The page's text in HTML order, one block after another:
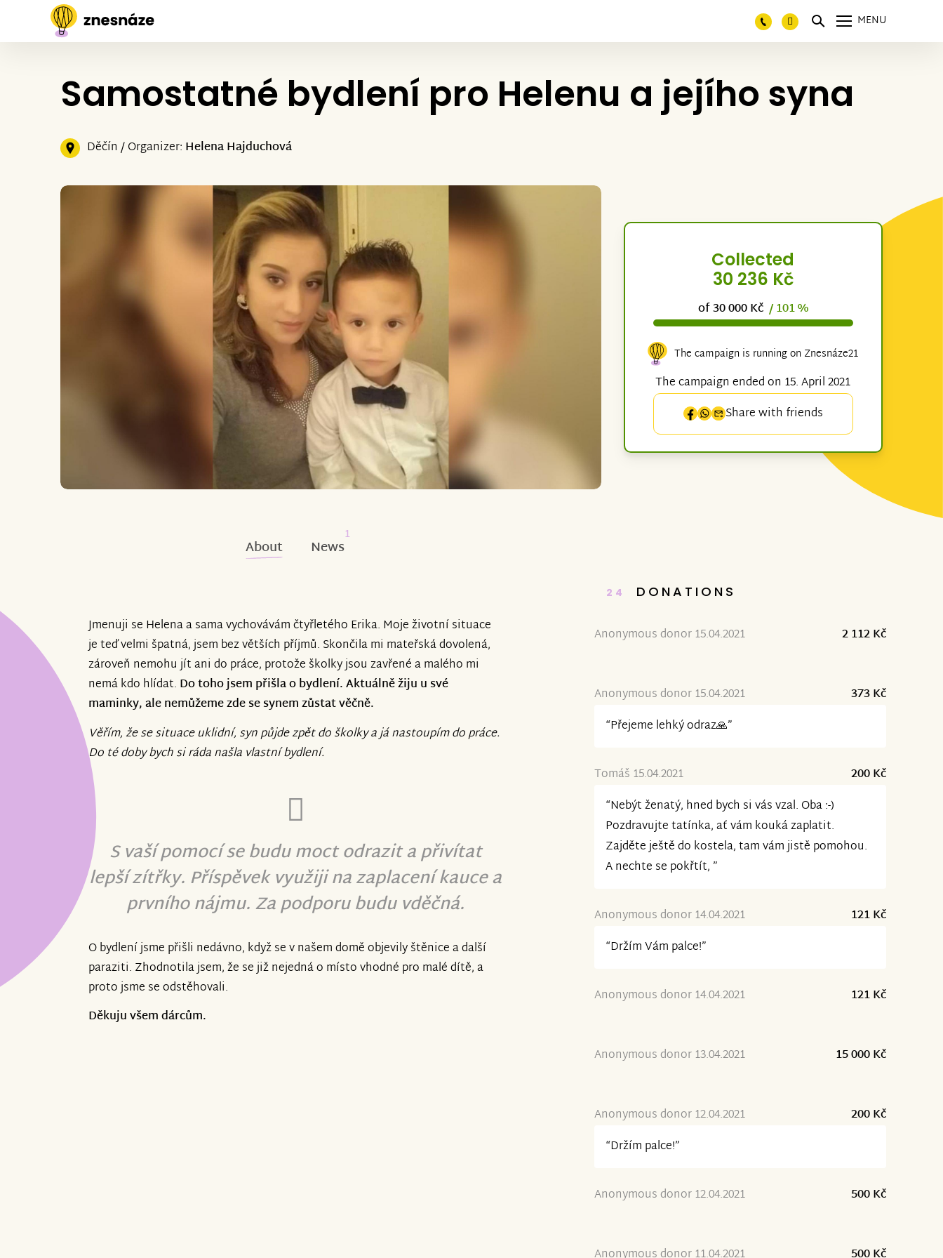
MENU
Samostatné bydlení pro Helenu a jejího syna
Děčín / Organizer: Helena Hajduchová
Collected
30 236 Kč
of 30 000 Kč / 101 %
The campaign is running on Znesnáze21
The campaign ended on 15. April 2021
Share with friends
About News
1
Jmenuji se Helena a sama vychovávám čtyřletého Erika. Moje životní situace
je teď velmi špatná, jsem bez větších příjmů. Skončila mi mateřská dovolená,
zároveň nemohu jít ani do práce, protože školky jsou zavřené a malého mi
nemá kdo hlídat. Do toho jsem přišla o bydlení. Aktuálně žiju u své
maminky, ale nemůžeme zde se synem zůstat věčně.
Věřím, že se situace uklidní, syn půjde zpět do školky a já nastoupím do práce.
Do té doby bych si ráda našla vlastní bydlení.
S vaší pomocí se budu moct odrazit a přivítat
lepší zítřky. Příspěvek využiji na zaplacení kauce a
prvního nájmu. Za podporu budu vděčná.
O bydlení jsme přišli nedávno, když se v našem domě objevily štěnice a další
paraziti. Zhodnotila jsem, že se již nejedná o místo vhodné pro malé dítě, a
proto jsme se odstěhovali.
Děkuju všem dárcům.
24 DONATIONS
Anonymous donor 15.04.2021 2 112 Kč
Anonymous donor 15.04.2021
373 Kč
“Přejeme lehký odraz🙏”
Tomáš 15.04.2021
200 Kč
“Nebýt ženatý, hned bych si vás vzal. Oba :-)
Pozdravujte tatínka, ať vám kouká zaplatit.
Zajděte ještě do kostela, tam vám jistě pomohou.
A nechte se pokřtít, ”
Anonymous donor 14.04.2021
121 Kč
“Držím Vám palce!”
Anonymous donor 14.04.2021 121 Kč
Anonymous donor 13.04.2021 15 000 Kč
Anonymous donor 12.04.2021
200 Kč
“Držím palce!”
Anonymous donor 12.04.2021 500 Kč